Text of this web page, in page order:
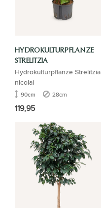
HYDROKULTURPFLANZE
STRELITZIA
Hydrokulturpflanze Strelitzia
nicolai
90cm 28cm
119,95